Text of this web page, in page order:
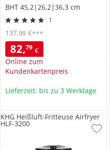
BHT 45,2|26,2|36,3 cm
1
82,79 €
Online zum
Kundenkartenpreis
137,99 €***
Lieferzeit: bis zu 3 Werktage
KHG Heißluft-Fritteuse Airfryer
HLF-3200